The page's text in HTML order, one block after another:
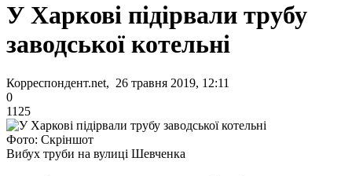
У Харкові підірвали трубу
заводської котельні
Корреспондент.net, 26 травня 2019, 12:11
0
1125
Фото: Скріншот
Вибух труби на вулиці Шевченка